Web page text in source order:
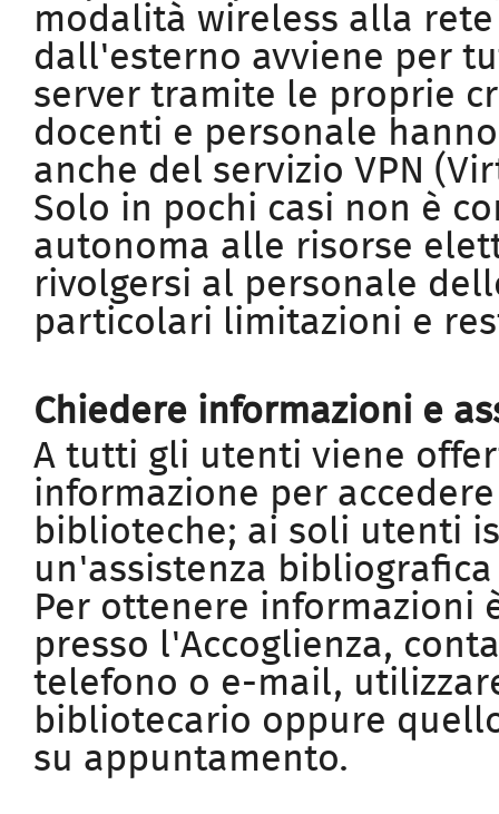
modalità wireless alla
dall'esterno avviene per
server tramite le proprie
docenti e personale
anche del servizio VPN
Solo in pochi casi non è
autonoma alle risorse
rivolgersi al personale
particolari limitazioni e
Chiedere informazioni e
A tutti gli utenti viene
informazione per
biblioteche; ai soli utenti
un'assistenza
Per ottenere informazioni
presso l'Accoglienza,
telefono o e-mail,
bibliotecario oppure
su appuntamento.